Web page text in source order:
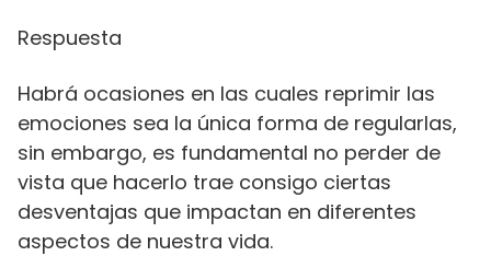
Respuesta
Habrá ocasiones en las cuales reprimir las
emociones sea la única forma de regularlas,
sin embargo, es fundamental no perder de
vista que hacerlo trae consigo ciertas
desventajas que impactan en diferentes
aspectos de nuestra vida.